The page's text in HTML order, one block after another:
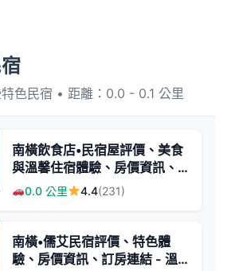
色民宿 • 距離：0.0 - 0.1 公里
南橫飲食店•民宿屋評價、美食
與溫馨住宿體驗、房價資訊、
訂房連結 - 原住民風味與溫暖
0.0 公里 4.4(231)
南橫•儒艾民宿評價、特色體
驗、房價資訊、訂房連結 - 溫